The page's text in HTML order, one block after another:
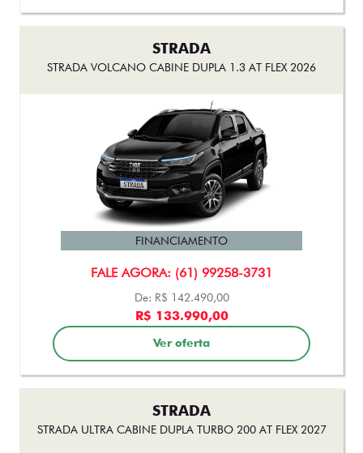
FALE AGORA: (61) 99258-3731
FINANCIAMENTO
De: R$ 136.490,00
Ver oferta
STRADA
STRADA VOLCANO CABINE DUPLA 1.3 AT FLEX 2026
FALE AGORA: (61) 99258-3731
FINANCIAMENTO
De: R$ 142.490,00